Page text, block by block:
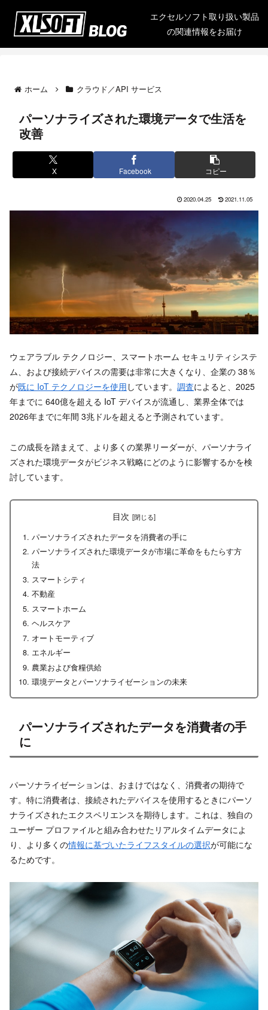
エクセルソフト取り扱い製品
の関連情報をお届け
ホーム クラウド／API サービス
パーソナライズされた環境データで生活を
改善
X Facebook コピー
2020.04.25 2021.11.05
ウェアラブル テクノロジー、スマートホーム セキュリティシステ
ム、および接続デバイスの需要は非常に大きくなり、企業の 38％
が既に IoT テクノロジーを使用 しています。 調査によると、2025
年までに 640億を超える IoT デバイスが流通し、業界全体では
2026年までに年間 3兆ドルを超えると予測されています。
この成長を踏まえて、より多くの業界リーダーが、パーソナライ
ズされた環境データがビジネス戦略にどのように影響するかを検
討しています。
目次
パーソナライズされたデータを消費者の手に
パーソナライズされた環境データが市場に革命をもたらす方
法
スマートシティ
不動産
スマートホーム
ヘルスケア
オートモーティブ
エネルギー
農業および食糧供給
環境データとパーソナライゼーションの未来
パーソナライズされたデータを消費者の手
に
パーソナライゼーションは、おまけではなく、消費者の期待で
す。特に消費者は、接続されたデバイスを使用するときにパーソ
ナライズされたエクスペリエンスを期待します。これは、独自の
ユーザー プロファイルと組み合わせたリアルタイムデータによ
り、より多くの情報に基づいたライフスタイルの選択が可能にな
るためです。